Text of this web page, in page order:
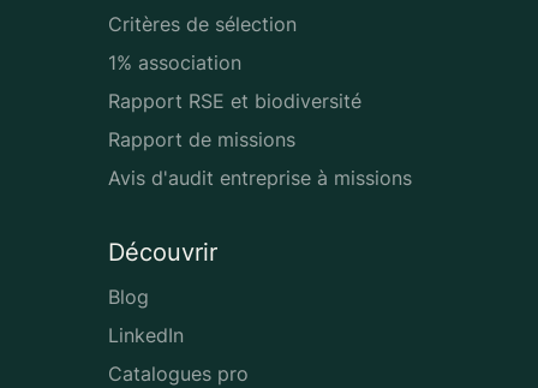
Critères de sélection
1% association
Rapport RSE et biodiversité
Rapport de missions
Avis d'audit entreprise à missions
Découvrir
Blog
LinkedIn
Catalogues pro